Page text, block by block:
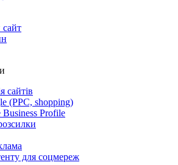
сайтів
(PPC, shopping)
Profile
для соцмереж